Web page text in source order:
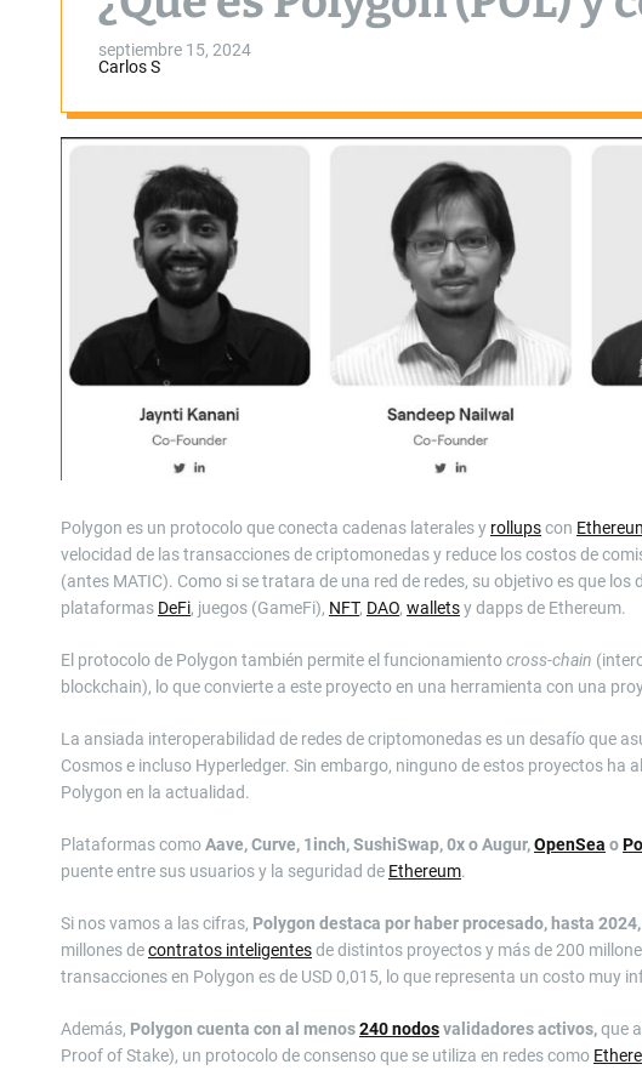
septiembre 15, 2024
Carlos S
Polygon es un protocolo que conecta cadenas laterales y rollupscon
velocidad de las transacciones de criptomonedas y reduce los costos de
(antes MATIC). Como si se tratara de una red de redes, su objetivo es que
plataformas DeFi, juegos (GameFi), NFT, DAO, walletsy dapps de Ethereum.
El protocolo de Polygon también permite el funcionamientocross-chain
blockchain), lo que convierte a este proyecto en una herramienta con una
La ansiada interoperabilidad de redes de criptomonedas es un desafío que
Cosmos e incluso Hyperledger. Sin embargo, ninguno de estos proyectos
Polygon en la actualidad.
Plataformas comoAave, Curve, 1inch, SushiSwap, 0x o Augur,OpenSea o
puente entre sus usuarios y la seguridad de Ethereum.
Si nos vamos a las cifras, Polygon destaca por haber procesado, hasta
millones decontratos inteligentesde distintos proyectos y más de 200
transacciones en Polygon es de USD 0,015, lo que representa un costo muy
Además, Polygon cuenta con al menos240 nodosvalidadores activos,que
Proof of Stake), un protocolo de consenso que se utiliza en redes como